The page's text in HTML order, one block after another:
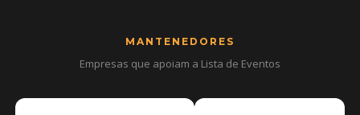
MANTENEDORES
Empresas que apoiam a Lista de Eventos